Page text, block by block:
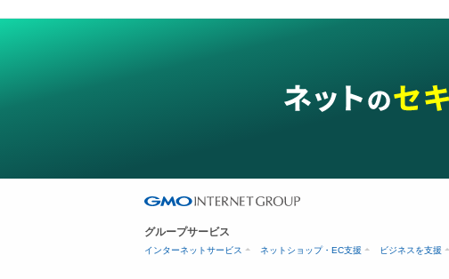
グループサービス
インターネットサービス ネットショップ・EC支援 ビジネスを支援